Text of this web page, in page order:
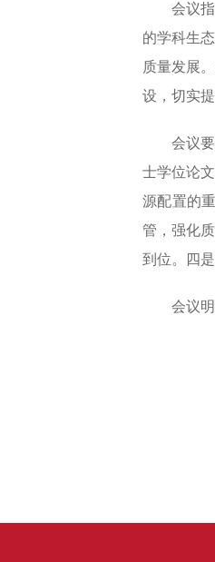
会议指出
的学科生
质量发展
设，切实
会议要求
士学位论
源配置的
管，强化
到位。四
会议明确